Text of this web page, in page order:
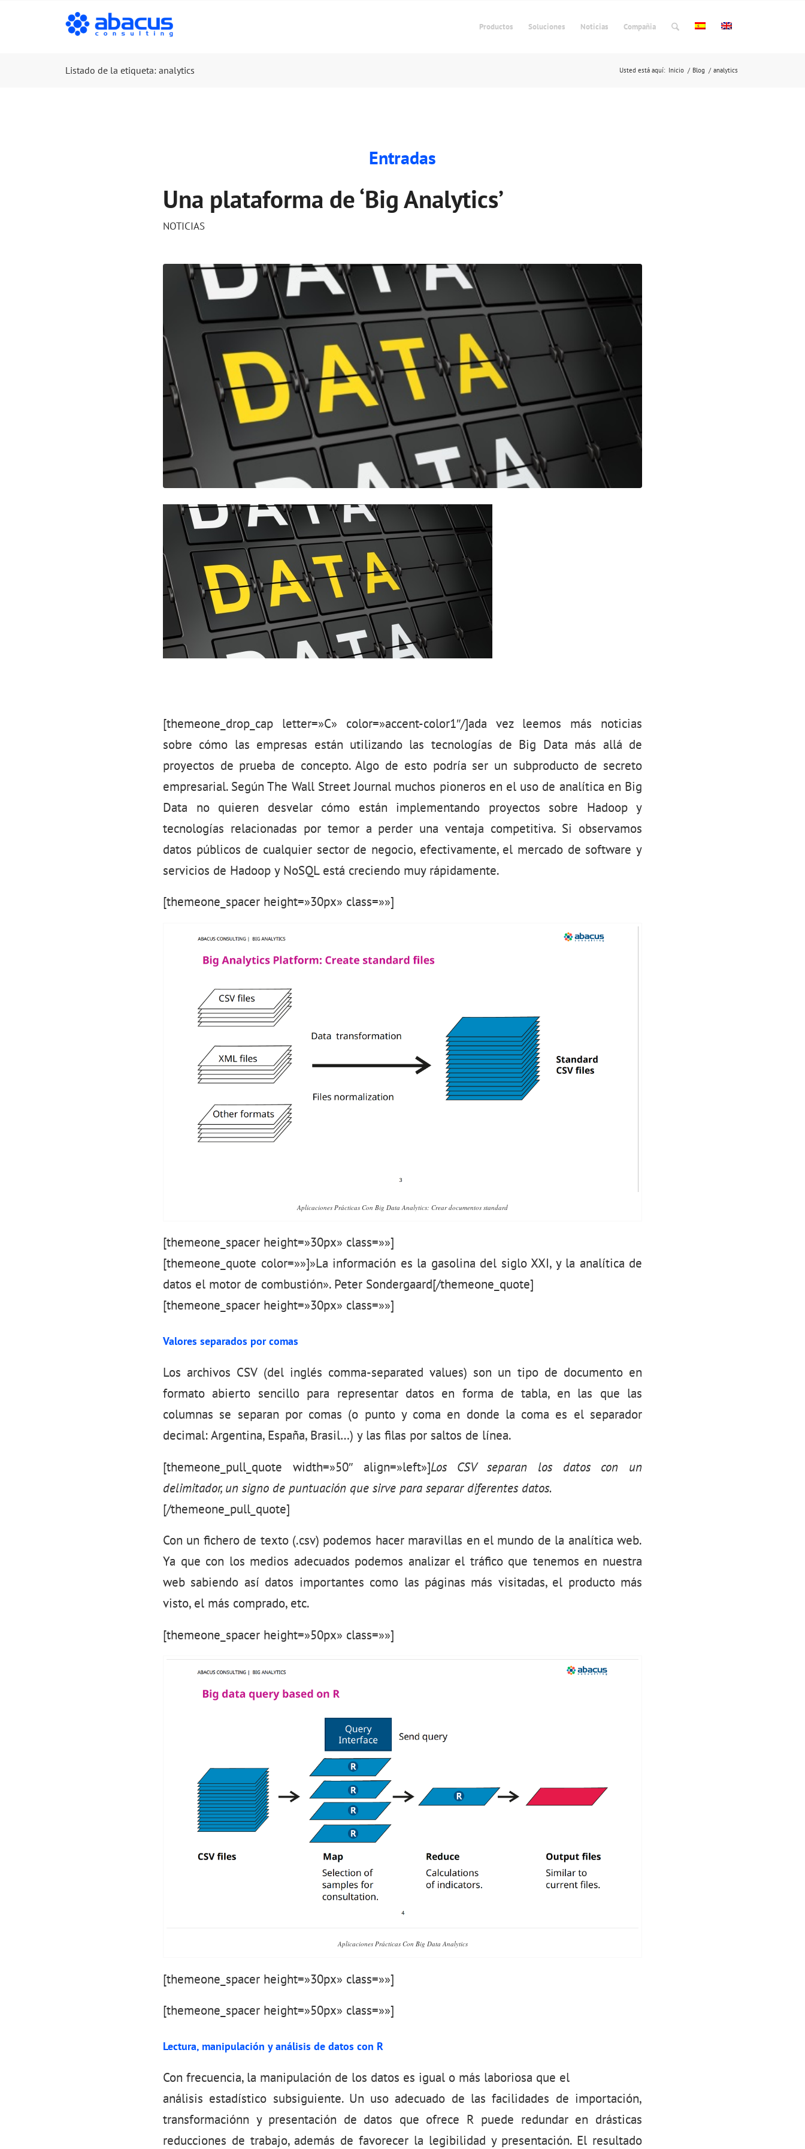
Productos Soluciones Noticias Compañia
Listado de la etiqueta: analytics Usted está aquí: Inicio / Blog / analytics
Entradas
Una plataforma de ‘Big Analytics’
NOTICIAS
[themeone_drop_cap letter=»C» color=»accent-color1″/]ada vez leemos más noticias
sobre cómo las empresas están utilizando las tecnologías de Big Data más allá de
proyectos de prueba de concepto. Algo de esto podría ser un subproducto de secreto
empresarial. Según The Wall Street Journal muchos pioneros en el uso de analítica en Big
Data no quieren desvelar cómo están implementando proyectos sobre Hadoop y
tecnologías relacionadas por temor a perder una ventaja competitiva. Si observamos
datos públicos de cualquier sector de negocio, efectivamente, el mercado de software y
servicios de Hadoop y NoSQL está creciendo muy rápidamente.
[themeone_spacer height=»30px» class=»»]
Aplicaciones Prácticas Con Big Data Analytics: Crear documentos standard
[themeone_spacer height=»30px» class=»»]
[themeone_quote color=»»]»La información es la gasolina del siglo XXI, y la analítica de
datos el motor de combustión». Peter Sondergaard[/themeone_quote]
[themeone_spacer height=»30px» class=»»]
Valores separados por comas
Los archivos CSV (del inglés comma-separated values) son un tipo de documento en
formato abierto sencillo para representar datos en forma de tabla, en las que las
columnas se separan por comas (o punto y coma en donde la coma es el separador
decimal: Argentina, España, Brasil…) y las filas por saltos de línea.
[themeone_pull_quote width=»50″ align=»left»]Los CSV separan los datos con un
delimitador, un signo de puntuación que sirve para separar diferentes datos.
[/themeone_pull_quote]
Con un fichero de texto (.csv) podemos hacer maravillas en el mundo de la analítica web.
Ya que con los medios adecuados podemos analizar el tráfico que tenemos en nuestra
web sabiendo así datos importantes como las páginas más visitadas, el producto más
visto, el más comprado, etc.
[themeone_spacer height=»50px» class=»»]
Aplicaciones Prácticas Con Big Data Analytics
[themeone_spacer height=»30px» class=»»]
[themeone_spacer height=»50px» class=»»]
Lectura, manipulación y análisis de datos con R
Con frecuencia, la manipulación de los datos es igual o más laboriosa que el
análisis estadístico subsiguiente. Un uso adecuado de las facilidades de importación,
transformaciónn y presentación de datos que ofrece R puede redundar en drásticas
reducciones de trabajo, además de favorecer la legibilidad y presentación. El resultado